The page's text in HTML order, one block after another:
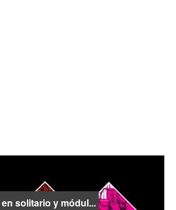
solitario y módul...